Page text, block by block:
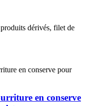
dérivés, filet de
en conserve